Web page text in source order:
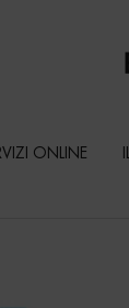
ONLINE